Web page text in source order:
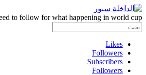
to follow for what happening in world cup
Likes
Followers
Subscribers
Followers